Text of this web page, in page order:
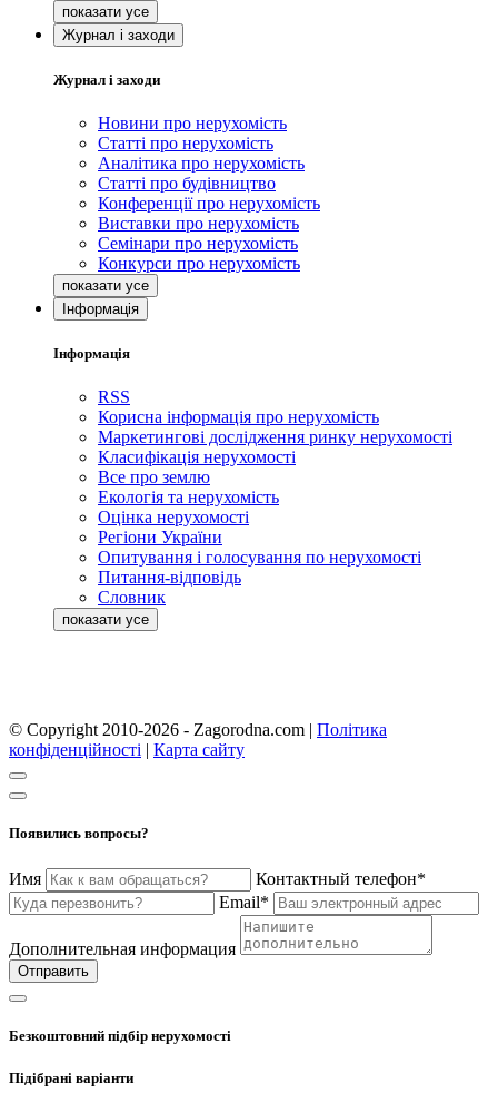
Журнал і заходи
Журнал і заходи
Новини про нерухомість
Статті про нерухомість
Аналітика про нерухомість
Статті про будівництво
Конференції про нерухомість
Виставки про нерухомість
Семінари про нерухомість
Конкурси про нерухомість
Інформація
Інформація
RSS
Корисна інформація про нерухомість
Маркетингові дослідження ринку нерухомості
Класифікація нерухомості
Все про землю
Екологія та нерухомість
Оцінка нерухомості
Регіони України
Опитування і голосування по нерухомості
Питання-відповідь
Словник
© Copyright 2010-2026 - Zagorodna.com | Політика
конфіденційності | Карта сайту
Появились вопросы?
Имя
Контактный телефон*
Email*
Дополнительная информация
Отправить
Безкоштовний підбір нерухомості
Підібрані варіанти